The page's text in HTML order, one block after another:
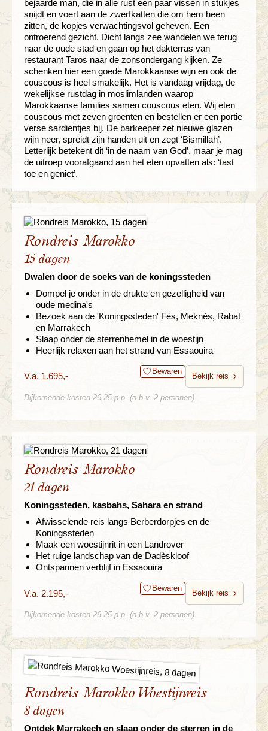
bejaarde man, die in alle rust een paar vissen in stukjes
snijdt en voert aan de zwerfkatten die om hem heen
zitten, de kopjes verwachtingsvol geheven. Een
ontroerend gezicht. Dicht langs zee wandelen we terug
naar de oude stad en gaan op het dakterras van
restaurant Taros naar de zonsondergang kijken. Ze
schenken hier een goede Marokkaanse wijn en ook de
couscous is heel smakelijk. Het is vandaag vrijdag, de
wekelijkse rustdag in moslimlanden waarop
Marokkaanse families samen couscous eten. Wij eten
couscous met zeven groenten en bestellen er een portie
verse sardientjes bij. De barkeeper zet nieuwe glazen
wijn neer, spreidt zijn handen uit en zegt ‘Bismillah’.
Letterlijk betekent dit ‘in de naam van God’, maar je mag
de uitroep voorafgaand aan het eten opvatten als: ‘tast
toe en geniet’.
Rondreis Marokko
15 dagen
Dwalen door de soeks van de koningssteden
Dompel je onder in de drukte en gezelligheid van
oude medina's
Bezoek aan de 'Koningssteden' Fès, Meknès, Rabat
en Marrakech
Slaap onder de sterrenhemel in de woestijn
Heerlijk relaxen aan het strand van Essaouira
V.a. 1.695,- Bewaren
Bekijk reis
Bijkomende kosten 26,25 p.p. (o.b.v. 2 personen)
Rondreis Marokko
21 dagen
Koningssteden, kasbahs, Sahara en strand
Afwisselende reis langs Berberdorpjes en de
Koningssteden
Maak een woestijnrit in een Landrover
Het ruige landschap van de Dadèskloof
Ontspannen verblijf in Essaouira
V.a. 2.195,- Bewaren
Bekijk reis
Bijkomende kosten 26,25 p.p. (o.b.v. 2 personen)
Rondreis Marokko Woestijnreis
8 dagen
Ontdek Marrakech en slaap onder de sterren in de